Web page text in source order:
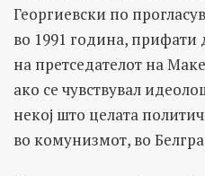
Георгиевски по
во 1991 година, прифати
на претседателот на
ако се чувствувал
некој што целата
во комунизмот, во